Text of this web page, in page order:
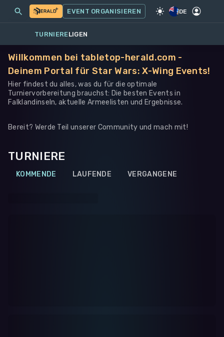
SPIEL·STAR WARS: X-WING
MEINE EVENTS MEHR
EVENT ORGANISIEREN DE
TURNIERELIGEN
Willkommen bei tabletop-herald.com -
Deinem Portal für Star Wars: X-Wing Events!
Hier findest du alles, was du für die optimale
Turniervorbereitung brauchst: Die besten Events in
Falklandinseln, aktuelle Armeelisten und Ergebnisse.
Bereit? Werde Teil unserer Community und mach mit!
TURNIERE
KOMMENDE LAUFENDE VERGANGENE